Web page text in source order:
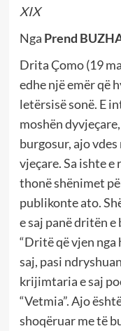
XIX
Nga Prend
Drita Çomo (19
edhe një emër që
letërsisë sonë. E
moshën
burgosur, ajo
vjeçare. Sa ishte e
thonë shënimet
publikonte ato.
e saj panë dritën
“Dritë që vjen nga
saj, pasi
krijimtaria e saj
“Vetmia”. Ajo
shoqëruar me të